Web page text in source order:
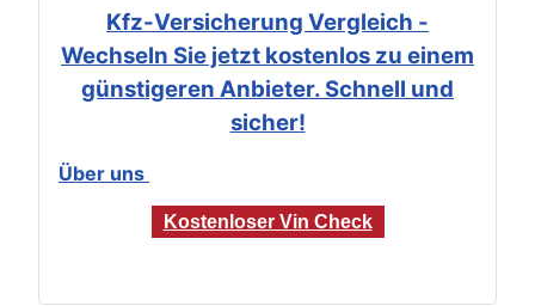
Kfz-Versicherung Vergleich -
Wechseln Sie jetzt kostenlos zu einem
günstigeren Anbieter. Schnell und
sicher!
Über uns
Kostenloser Vin Check